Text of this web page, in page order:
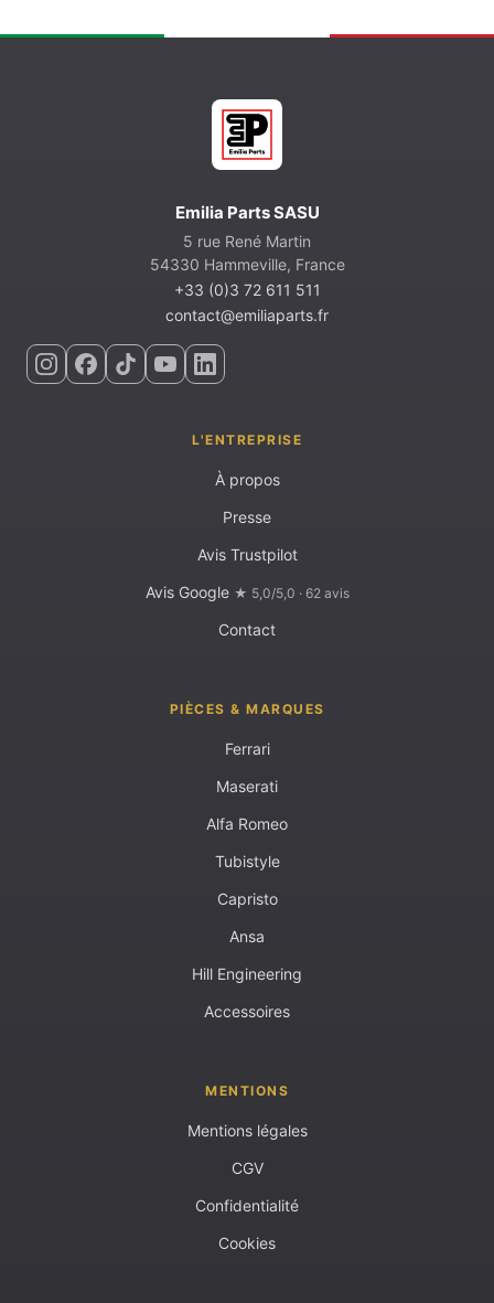
Emilia Parts SASU
5 rue René Martin
54330 Hammeville, France
+33 (0)3 72 611 511
contact@emiliaparts.fr
L'ENTREPRISE
À propos
Presse
Avis Trustpilot
Avis Google ★ 5,0/5,0 · 62 avis
Contact
PIÈCES & MARQUES
Ferrari
Maserati
Alfa Romeo
Tubistyle
Capristo
Ansa
Hill Engineering
Accessoires
MENTIONS
Mentions légales
CGV
Confidentialité
Cookies